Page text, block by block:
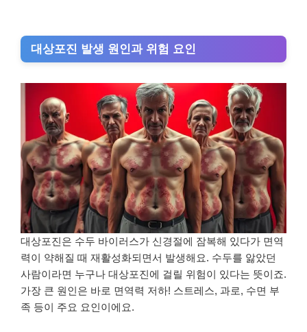
대상포진 발생 원인과 위험 요인
대상포진은 수두 바이러스가 신경절에 잠복해 있다가 면역
력이 약해질 때 재활성화되면서 발생해요. 수두를 앓았던
사람이라면 누구나 대상포진에 걸릴 위험이 있다는 뜻이죠.
가장 큰 원인은 바로 면역력 저하! 스트레스, 과로, 수면 부
족 등이 주요 요인이에요.